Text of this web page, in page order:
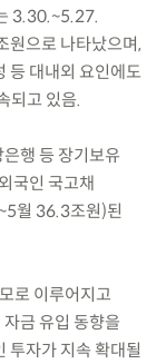
3.30.~5.27.
원으로 나타났으며,
등 대내외 요인에도
되고 있음.
행 등 장기보유
국인 국고채
월 36.3조원)된
로 이루어지고
금 유입 동향을
투자가 지속 확대될